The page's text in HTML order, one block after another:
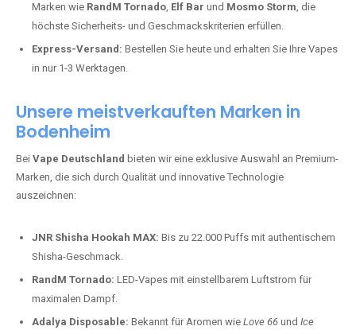
Marken wie RandM Tornado, Elf Bar und Mosmo Storm, die
höchste Sicherheits- und Geschmackskriterien erfüllen.
Express-Versand: Bestellen Sie heute und erhalten Sie Ihre Vapes
in nur 1-3 Werktagen.
Unsere meistverkauften Marken in
Bodenheim
Bei Vape Deutschland bieten wir eine exklusive Auswahl an Premium-
Marken, die sich durch Qualität und innovative Technologie
auszeichnen:
JNR Shisha Hookah MAX: Bis zu 22.000 Puffs mit authentischem
Shisha-Geschmack.
RandM Tornado: LED-Vapes mit einstellbarem Luftstrom für
maximalen Dampf.
Adalya Disposable: Bekannt für Aromen wie Love 66 und Ice